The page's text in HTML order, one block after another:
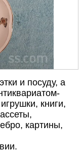
и посуду, а
книги,
картины,